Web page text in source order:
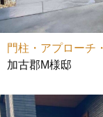
門柱・アプローチ
加古郡M様邸